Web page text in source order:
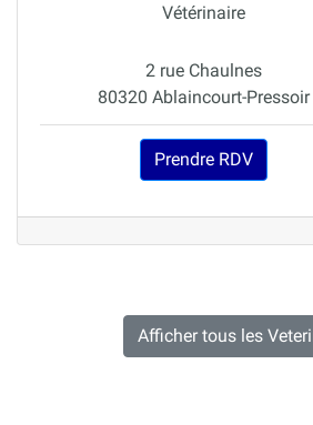
Vétérinaire
2 rue Chaulnes
80320 Ablaincourt-Pressoir
Prendre RDV
Afficher tous les